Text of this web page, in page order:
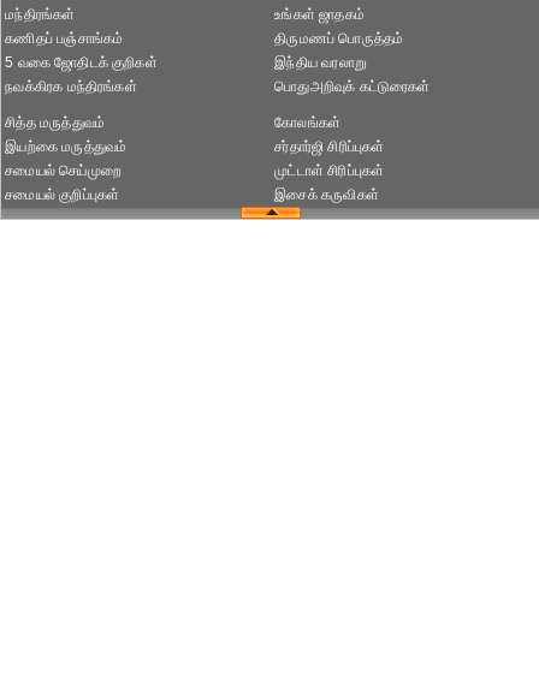
மந்திரங்கள்
கணிதப் பஞ்சாங்கம்
5 வகை ஜோதிடக் குறிகள்
நவக்கிரக மந்திரங்கள்
உங்கள் ஜாதகம்
திருமணப் பொருத்தம்
இந்திய வரலாறு
பொதுஅறிவுக் கட்டுரைகள்
சித்த மருத்துவம்
இயற்கை மருத்துவம்
சமையல் செய்முறை
சமையல் குறிப்புகள்
கோலங்கள்
சர்தார்ஜி சிரிப்புகள்
முட்டாள் சிரிப்புகள்
இசைக் கருவிகள்